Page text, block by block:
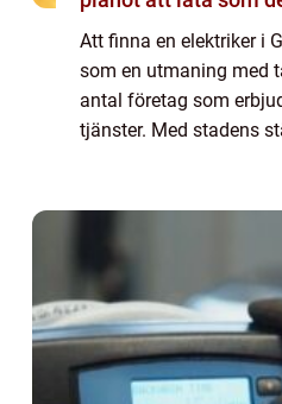
Att finna en elektriker i
som en utmaning med
antal företag som
tjänster. Med stadens